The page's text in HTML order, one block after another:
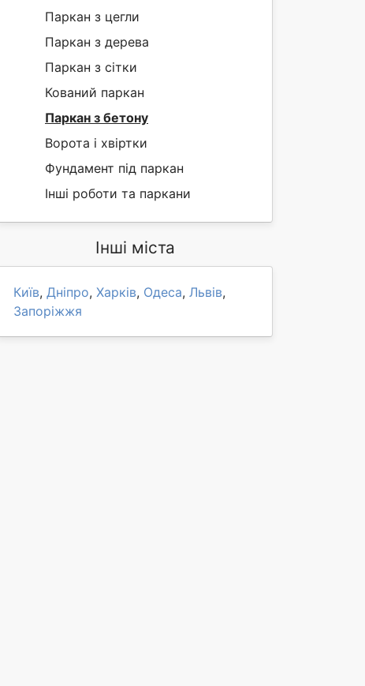
Паркан з цегли
Паркан з дерева
Паркан з сітки
Кований паркан
Паркан з бетону
Ворота і хвіртки
Фундамент під паркан
Інші роботи та паркани
Інші міста
Київ, Дніпро, Харків, Одеса, Львів,
Запоріжжя